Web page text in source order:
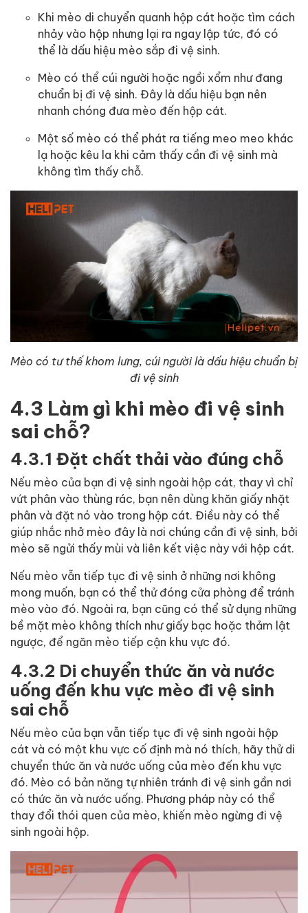
Khi mèo di chuyển quanh hộp cát hoặc tìm cách
nhảy vào hộp nhưng lại ra ngay lập tức, đó có
thể là dấu hiệu mèo sắp đi vệ sinh.
Mèo có thể cúi người hoặc ngồi xổm như đang
chuẩn bị đi vệ sinh. Đây là dấu hiệu bạn nên
nhanh chóng đưa mèo đến hộp cát.
Một số mèo có thể phát ra tiếng meo meo khác
lạ hoặc kêu la khi cảm thấy cần đi vệ sinh mà
không tìm thấy chỗ.
Mèo có tư thế khom lưng, cúi người là dấu hiệu chuẩn bị
đi vệ sinh
4.3 Làm gì khi mèo đi vệ sinh
sai chỗ?
4.3.1 Đặt chất thải vào đúng chỗ
Nếu mèo của bạn đi vệ sinh ngoài hộp cát, thay vì chỉ
vứt phân vào thùng rác, bạn nên dùng khăn giấy nhặt
phân và đặt nó vào trong hộp cát. Điều này có thể
giúp nhắc nhở mèo đây là nơi chúng cần đi vệ sinh, bởi
mèo sẽ ngửi thấy mùi và liên kết việc này với hộp cát.
Nếu mèo vẫn tiếp tục đi vệ sinh ở những nơi không
mong muốn, bạn có thể thử đóng cửa phòng để tránh
mèo vào đó. Ngoài ra, bạn cũng có thể sử dụng những
bề mặt mèo không thích như giấy bạc hoặc thảm lật
ngược, để ngăn mèo tiếp cận khu vực đó.
4.3.2 Di chuyển thức ăn và nước
uống đến khu vực mèo đi vệ sinh
sai chỗ
Nếu mèo của bạn vẫn tiếp tục đi vệ sinh ngoài hộp
cát và có một khu vực cố định mà nó thích, hãy thử di
chuyển thức ăn và nước uống của mèo đến khu vực
đó. Mèo có bản năng tự nhiên tránh đi vệ sinh gần nơi
có thức ăn và nước uống. Phương pháp này có thể
thay đổi thói quen của mèo, khiến mèo ngừng đi vệ
sinh ngoài hộp.